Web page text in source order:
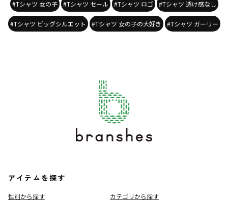
#Tシャツ 女の子 #Tシャツ セール #Tシャツ ロゴ #Tシャツ 透け感なし
#Tシャツ ビッグシルエット #Tシャツ 女の子の大好き #Tシャツ ガーリー
アイテムを探す
性別から探す
カテゴリから探す